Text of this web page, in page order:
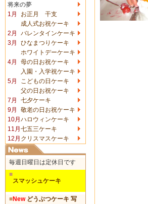
将来の夢
1月
お正月 干支
成人式お祝ケーキ
2月
バレンタインケーキ
3月
ひなまつりケーキ
ホワイトデーケーキ
4月
母の日お祝ケーキ
入園・入学祝ケーキ
5月
こどもの日ケーキ
父の日お祝ケーキ
7月
七夕ケーキ
9月
敬老の日お祝ケーキ
10月 ハロウィンケーキ
11月 七五三ケーキ
12月 クリスマスケーキ
毎週日曜日は定休日です
■
スマッシュケーキ
■Newどうぶつケーキ 写